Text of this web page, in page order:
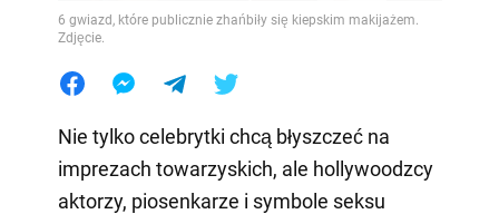
6 gwiazd, które publicznie zhańbiły się kiepskim makijażem.
Zdjęcie.
Nie tylko celebrytki chcą błyszczeć na
imprezach towarzyskich, ale hollywoodzcy
aktorzy, piosenkarze i symbole seksu